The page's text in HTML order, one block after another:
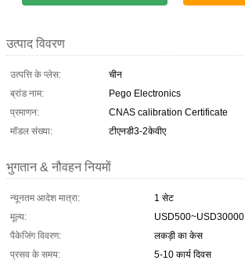
उत्पाद विवरण
उत्पत्ति के प्लेस:
चीन
ब्रांड नाम:
Pego Electronics
प्रमाणन:
CNAS calibration Certificate
मॉडल संख्या:
टीएनडी3-2केवीए
भुगतान & नौवहन नियमों
न्यूनतम आदेश मात्रा:
1 सेट
मूल्य:
USD500~USD30000
पैकेजिंग विवरण:
लकड़ी का केस
प्रसव के समय:
5-10 कार्य दिवस